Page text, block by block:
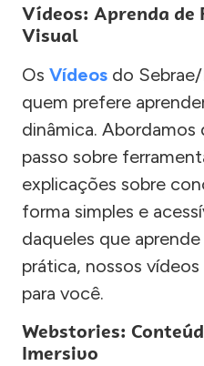
Vídeos: Aprenda de
Visual
Os Vídeos do Sebrae/
quem prefere
dinâmica. Abordamos
passo sobre
explicações sobre
forma simples e
daqueles que
prática, nossos
para você.
Webstories:
Imersivo